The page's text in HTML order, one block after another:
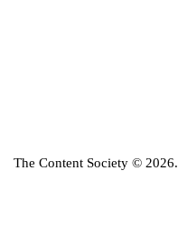
The Content Society © 2026.